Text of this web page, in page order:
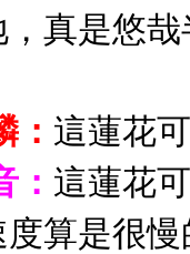
真是悠
這蓮花
這蓮花
度算是很